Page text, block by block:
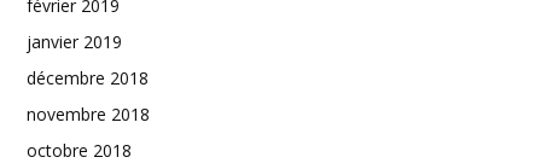
février 2019
janvier 2019
décembre 2018
novembre 2018
octobre 2018